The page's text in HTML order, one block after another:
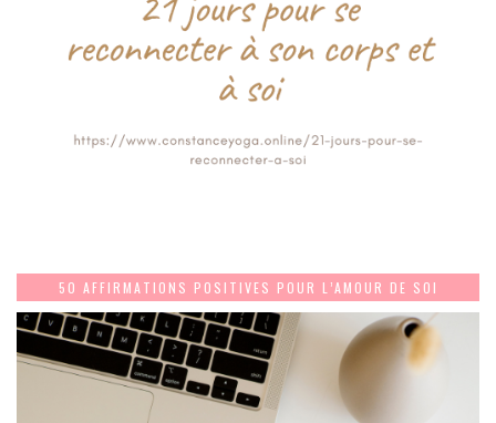
50 AFFIRMATIONS POSITIVES POUR L’AMOUR DE SOI